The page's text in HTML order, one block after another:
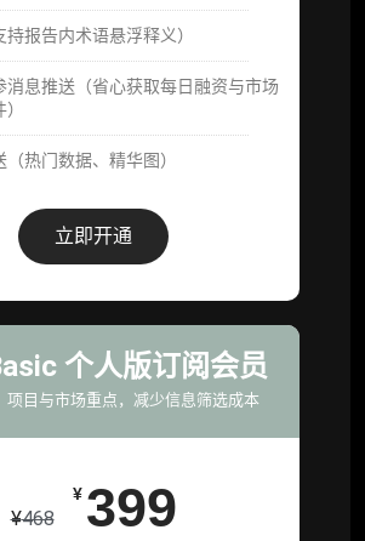
持报告内术语悬浮释义）
消息推送（省心获取每日融资与市场
（热门数据、精华图）
立即开通
个人版订阅会员
项目与市场重点，减少信息筛选成本
¥468
¥ 399
¥ 59800
号 (3 席位，若需增加席位请联系客
纸格局图、机构视角附录、结构化数
向持续追踪数据库，将研报内容沉淀
、可复核、可持续追踪的机构级研究
究服务（1次，课题/选题经审核通过
内享有盛誉的研究团队为你开展专项
交付一份完整研究报告）
向预告，提前了解核心观察变量与后
研报权（ 6 次，官方发布研报预告后